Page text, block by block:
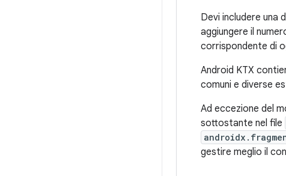
Devi includere una
aggiungere il
corrispondente di
Android KTX
comuni e diverse
Ad eccezione del
sottostante nel file
gestire meglio il